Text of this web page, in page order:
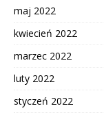
maj 2022
kwiecień 2022
marzec 2022
luty 2022
styczeń 2022